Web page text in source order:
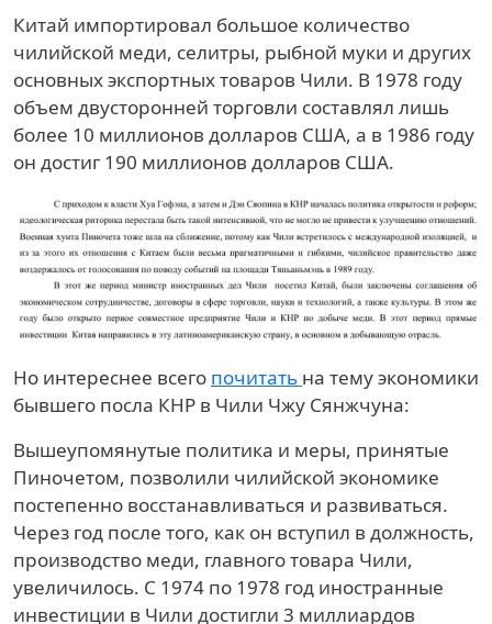
Китай импортировал большое количество
чилийской меди, селитры, рыбной муки и других
основных экспортных товаров Чили. В 1978 году
объем двусторонней торговли составлял лишь
более 10 миллионов долларов США, а в 1986 году
он достиг 190 миллионов долларов США.
Но интереснее всего почитать на тему экономики
бывшего посла КНР в Чили Чжу Сянжчуна:
Вышеупомянутые политика и меры, принятые
Пиночетом, позволили чилийской экономике
постепенно восстанавливаться и развиваться.
Через год после того, как он вступил в должность,
производство меди, главного товара Чили,
увеличилось. С 1974 по 1978 год иностранные
инвестиции в Чили достигли 3 миллиардов